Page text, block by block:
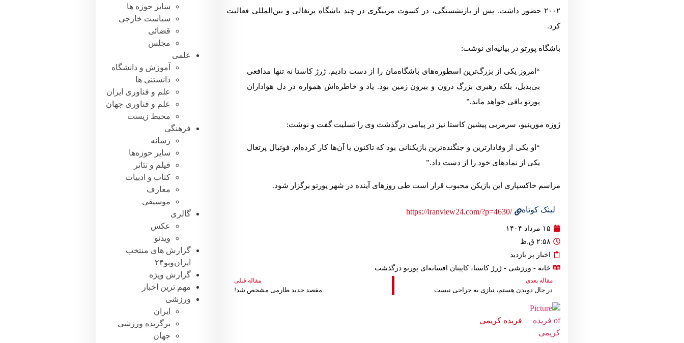
۲۰۰۲ حضور داشت. پس از بازنشستگی، در کسوت مربیگری در چند باشگاه پرتغالی و بین‌المللی فعالیت
کرد.
باشگاه پورتو در بیانیه‌ای نوشت:
“امروز یکی از بزرگ‌ترین اسطوره‌های باشگاه‌مان را از دست دادیم. ژرژ کاستا نه تنها مدافعی
بی‌بدیل، بلکه رهبری بزرگ درون و بیرون زمین بود. یاد و خاطره‌اش همواره در دل هواداران
پورتو باقی خواهد ماند.”
ژوزه مورینیو، سرمربی پیشین کاستا نیز در پیامی درگذشت وی را تسلیت گفت و نوشت:
“او یکی از وفادارترین و جنگنده‌ترین بازیکنانی بود که تاکنون با آن‌ها کار کرده‌ام. فوتبال پرتغال
یکی از نمادهای خود را از دست داد.”
مراسم خاکسپاری این بازیکن محبوب قرار است طی روزهای آینده در شهر پورتو برگزار شود.
لینک کوتاه /https://iranview24.com/?p=4630
۱۵ مرداد ۱۴۰۴
۲:۵۸ ق.ظ
اخبار پر بازدید
خانه - ورزشی - ژرژ کاستا، کاپیتان افسانه‌ای پورتو درگذشت
مقاله بعدی
در حال دویدن هستم، نیازی به جراحی نیست
مقاله قبلی
مقصد جدید طارمی مشخص شد!
فریده کریمی
سایر حوزه ها
سیاست خارجی
قضائی
مجلس
علمی
آموزش و دانشگاه
دانستنی ها
علم و فناوری ایران
علم و فناوری جهان
محیط زیست
فرهنگی
رسانه
سایر حوزه‌ها
فیلم و تئاتر
کتاب و ادبیات
معارف
موسیقی
گالری
عکس
ویدئو
گزارش های منتخب
ایران‌ویو۲۴
گزارش ویژه
مهم ترین اخبار
ورزشی
ایران
برگزیده ورزشی
جهان